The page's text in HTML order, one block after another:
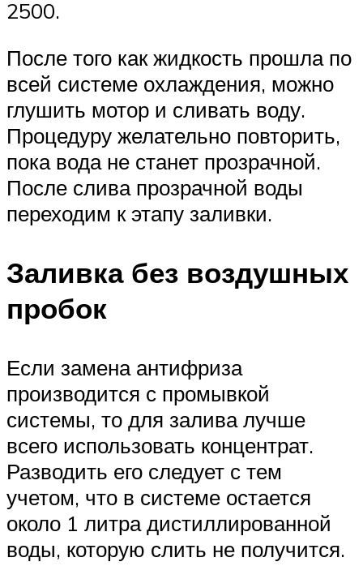
2500.
После того как жидкость прошла по
всей системе охлаждения, можно
глушить мотор и сливать воду.
Процедуру желательно повторить,
пока вода не станет прозрачной.
После слива прозрачной воды
переходим к этапу заливки.
Заливка без воздушных
пробок
Если замена антифриза
производится с промывкой
системы, то для залива лучше
всего использовать концентрат.
Разводить его следует с тем
учетом, что в системе остается
около 1 литра дистиллированной
воды, которую слить не получится.